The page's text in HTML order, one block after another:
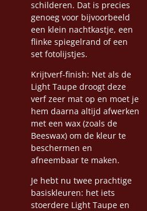
schilderen. Dat is precies
genoeg voor bijvoorbeeld
een klein nachtkastje, een
flinke spiegelrand of een
set fotolijstjes.
Krijtverf-finish: Net als de
Light Taupe droogt deze
verf zeer mat op en moet je
hem daarna altijd afwerken
met een wax (zoals de
Beeswax) om de kleur te
beschermen en
afneembaar te maken.
Je hebt nu twee prachtige
basiskleuren: het iets
stoerdere Light Taupe en